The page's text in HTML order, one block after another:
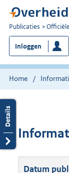
U
bent
nu
hier:
Publicaties
Inloggen
Home